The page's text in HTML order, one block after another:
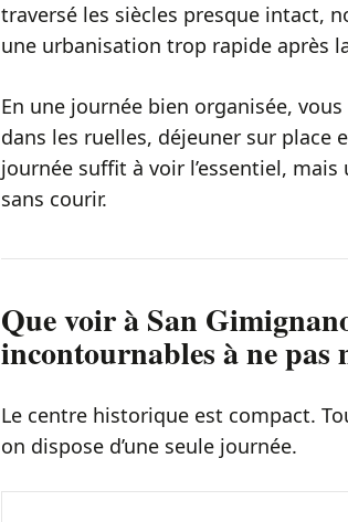
traversé les siècles presque intact,
une urbanisation trop rapide après
En une journée bien organisée,
dans les ruelles, déjeuner sur place
journée suffit à voir l’essentiel,
sans courir.
Que voir à San
incontournables à ne pas
Le centre historique est compact.
on dispose d’une seule journée.